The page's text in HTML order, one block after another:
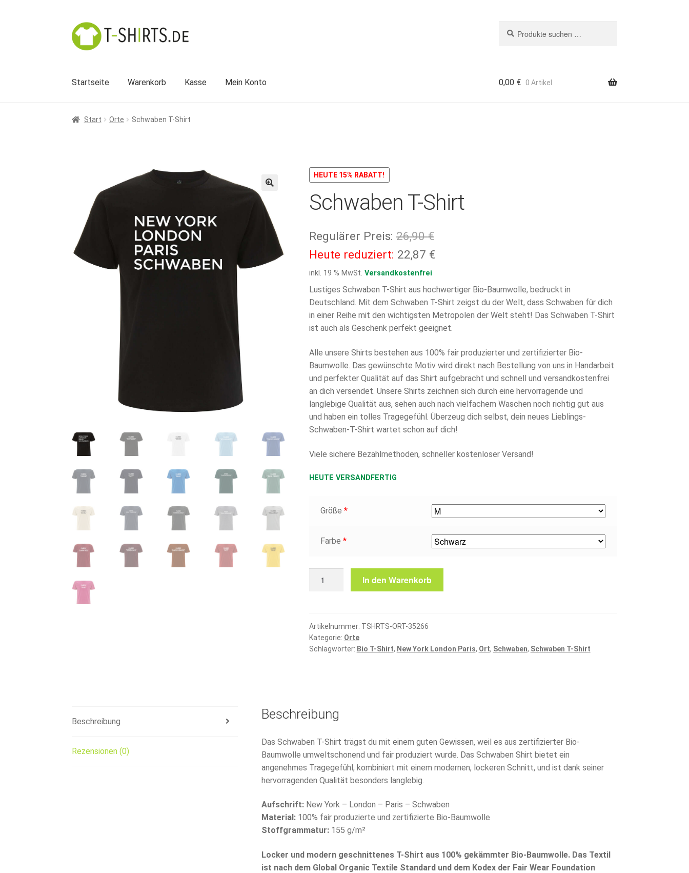
Zur
Navigation
springen
Zum
Inhalt
springen
nach:
Startseite Warenkorb Kasse Mein Konto 0,00 € 0 Artikel
Start Orte Schwaben T-Shirt
HEUTE 15% RABATT!
Schwaben T-Shirt
Regulärer Preis: 26,90€Ursprünglicher
Preis
26,90 €
Heute reduziert: 22,87 €Aktueller
ist:
22,87 €.
inkl. 19 % MwSt. Versandkostenfrei
Lustiges Schwaben T-Shirt aus hochwertiger Bio-Baumwolle, bedruckt in
Deutschland. Mit dem Schwaben T-Shirt zeigst du der Welt, dass Schwaben für dich
in einer Reihe mit den wichtigsten Metropolen der Welt steht! Das Schwaben T-Shirt
ist auch als Geschenk perfekt geeignet.
Alle unsere Shirts bestehen aus 100% fair produzierter und zertifizierter Bio-
Baumwolle. Das gewünschte Motiv wird direkt nach Bestellung von uns in Handarbeit
und perfekter Qualität auf das Shirt aufgebracht und schnell und versandkostenfrei
an dich versendet. Unsere Shirts zeichnen sich durch eine hervorragende und
langlebige Qualität aus, sehen auch nach vielfachem Waschen noch richtig gut aus
und haben ein tolles Tragegefühl. Überzeug dich selbst, dein neues Lieblings-
Schwaben-T-Shirt wartet schon auf dich!
Viele sichere Bezahlmethoden, schneller kostenloser Versand!
HEUTE VERSANDFERTIG
Größe *
Farbe *
In den Warenkorb
Artikelnummer: TSHRTS-ORT-35266
Kategorie: Orte
Schlagwörter: Bio T-Shirt, New York London Paris, Ort, Schwaben, Schwaben T-Shirt
Beschreibung
Rezensionen (0)
Beschreibung
Das Schwaben T-Shirt trägst du mit einem guten Gewissen, weil es aus zertifizierter Bio-
Baumwolle umweltschonend und fair produziert wurde. Das Schwaben Shirt bietet ein
angenehmes Tragegefühl, kombiniert mit einem modernen, lockeren Schnitt, und ist dank seiner
hervorragenden Qualität besonders langlebig.
Aufschrift: New York – London – Paris – Schwaben
Material: 100% fair produzierte und zertifizierte Bio-Baumwolle
Stoffgrammatur: 155 g/m²
Locker und modern geschnittenes T-Shirt aus 100% gekämmter Bio-Baumwolle. Das Textil
ist nach dem Global Organic Textile Standard und dem Kodex der Fair Wear Foundation